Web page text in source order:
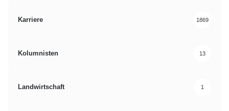
Karriere 1869
Kolumnisten 13
Landwirtschaft 1